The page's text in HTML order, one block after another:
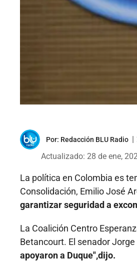
Por: Redacción BLU Radio
Actualizado: 28 de ene,
La política en Colombia es
Consolidación, Emilio José
garantizar seguridad a
La Coalición Centro
Betancourt. El senador
apoyaron a Duque",dijo.